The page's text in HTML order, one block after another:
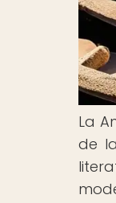
La
de